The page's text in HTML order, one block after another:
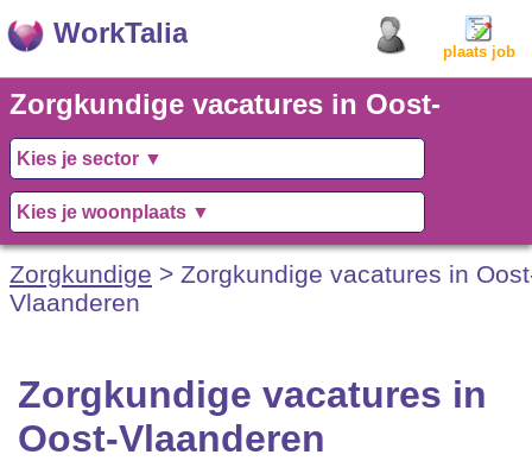
WorkTalia
plaats job
Zorgkundige vacatures in Oost-
Vlaanderen
Zorgkundige > Zorgkundige vacatures in
Vlaanderen
Zorgkundige vacatures in
Oost-Vlaanderen